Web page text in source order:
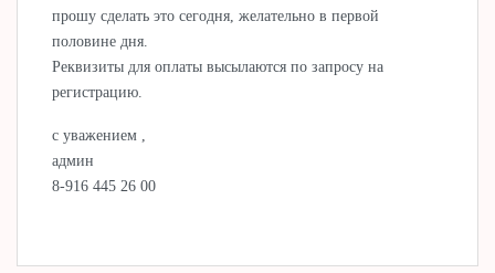
прошу сделать это сегодня, желательно в первой
половине дня.
Реквизиты для оплаты высылаются по запросу на
регистрацию.
с уважением ,
админ
8-916 445 26 00